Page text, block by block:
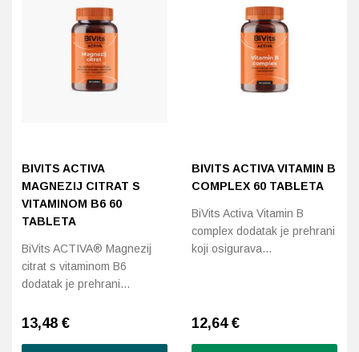
BIVITS ACTIVA
MAGNEZIJ CITRAT S
VITAMINOM B6 60
TABLETA
BiVits ACTIVA® Magnezij
citrat s vitaminom B6
dodatak je prehrani…
13,48 €
BIVITS ACTIVA VITAMIN B
COMPLEX 60 TABLETA
BiVits Activa Vitamin B
complex dodatak je prehrani
koji osigurava…
12,64 €